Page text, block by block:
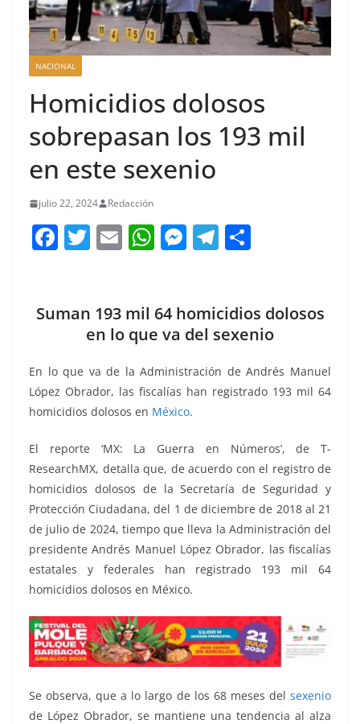
NACIONAL
Homicidios dolosos
sobrepasan los 193 mil
en este sexenio
julio 22, 2024 Redacción
F
e
o
o
k
T
er
E
l
W
s
A
p
p
M
e
n
g
er
T
gr
a
m
p
ar
tir
Suman 193 mil 64 homicidios dolosos
en lo que va del sexenio
En lo que va de la Administración de Andrés Manuel
López Obrador, las fiscalías han registrado 193 mil 64
homicidios dolosos en México.
El reporte ‘MX: La Guerra en Números’, de T-
ResearchMX, detalla que, de acuerdo con el registro de
homicidios dolosos de la Secretaría de Seguridad y
Protección Ciudadana, del 1 de diciembre de 2018 al 21
de julio de 2024, tiempo que lleva la Administración del
presidente Andrés Manuel López Obrador, las fiscalías
estatales y federales han registrado 193 mil 64
homicidios dolosos en México.
Se observa, que a lo largo de los 68 meses del sexenio
de López Obrador, se mantiene una tendencia al alza